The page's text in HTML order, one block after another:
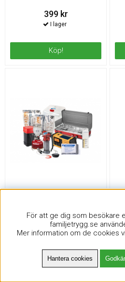
399 kr
Köp!
För att ge dig som besökare
familjetrygg.se
Mer information om de cookies
Hantera cookies